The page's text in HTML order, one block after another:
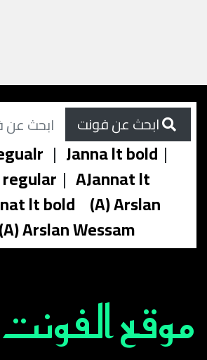
| Janna lt bold |
| AJannat lt
lt bold (A) Arslan
Arslan Wessam